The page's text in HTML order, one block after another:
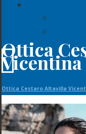
Ottica
Vicentina
Ottica Cestaro Altavilla